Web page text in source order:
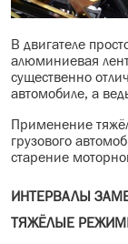
В двигателе
алюминиевая
существенно
автомобиле, а
Применение
грузового
старение
ИНТЕРВАЛЫ
ТЯЖЁЛЫЕ